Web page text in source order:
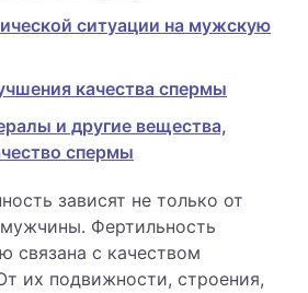
ситуации на мужскую
качества спермы
и другие вещества,
спермы
зависят не только от
Фертильность
связана с качеством
их подвижности, строения,